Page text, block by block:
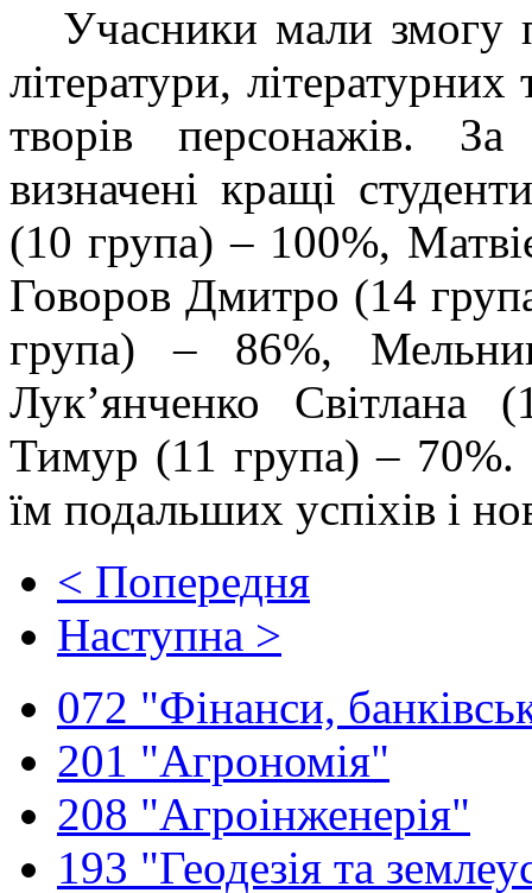
Учасники мали змогу
літератури,
творів персонажів.
визначені кращі
(10 група) – 100%,
Говоров Дмитро (14
група) – 86%,
Лук’янченко
Тимур (11 група) – 70%.
їм подальших успіхів і
< Попередня
Наступна >
072 "Фінанси,
201 "Агрономія"
208 "Агроінженерія"
193 "Геодезія та